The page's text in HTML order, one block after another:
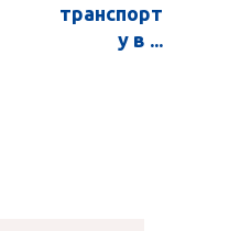
транспорт
у в ...